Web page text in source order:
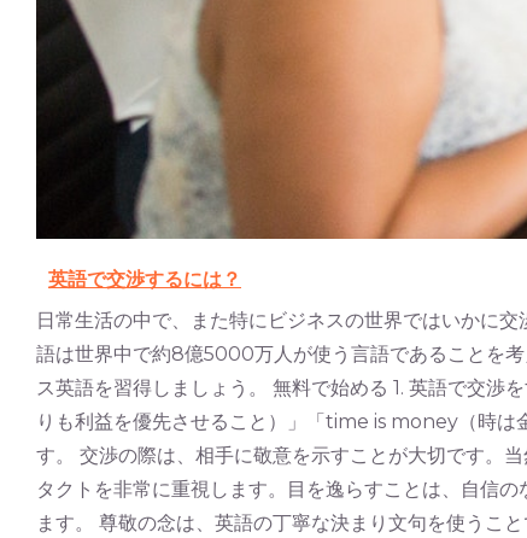
英語で交渉するには？
日常生活の中で、また特にビジネスの世界ではいかに
語は世界中で約8億5000万人が使う言語であることを
ス英語を習得しましょう。 無料で始める 1. 英語で交
りも利益を優先させること）」「time is money（時
す。 交渉の際は、相手に敬意を示すことが大切です。
タクトを非常に重視します。目を逸らすことは、自信
ます。 尊敬の念は、英語の丁寧な決まり文句を使うこ